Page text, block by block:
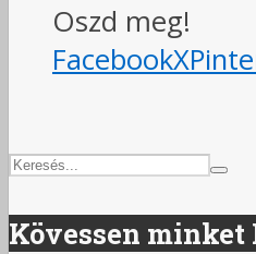
Oszd meg!
FacebookX
Kövessen minket